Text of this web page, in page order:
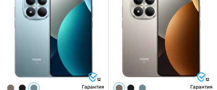
12
Гарантия
12
Гарантия